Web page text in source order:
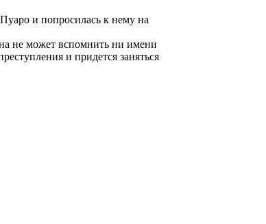
и попросилась к нему на
не может вспомнить ни имени
и придется заняться